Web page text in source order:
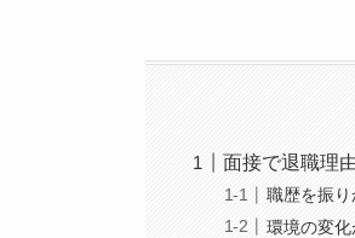
面接で退職理
職歴を振り
環境の変